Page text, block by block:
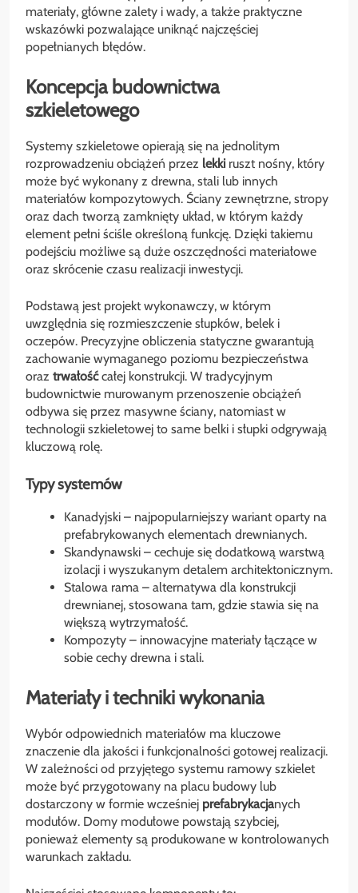
materiały, główne zalety i wady, a także praktyczne
wskazówki pozwalające uniknąć najczęściej
popełnianych błędów.
Koncepcja budownictwa
szkieletowego
Systemy szkieletowe opierają się na jednolitym
rozprowadzeniu obciążeń przez lekki ruszt nośny, który
może być wykonany z drewna, stali lub innych
materiałów kompozytowych. Ściany zewnętrzne, stropy
oraz dach tworzą zamknięty układ, w którym każdy
element pełni ściśle określoną funkcję. Dzięki takiemu
podejściu możliwe są duże oszczędności materiałowe
oraz skrócenie czasu realizacji inwestycji.
Podstawą jest projekt wykonawczy, w którym
uwzględnia się rozmieszczenie słupków, belek i
oczepów. Precyzyjne obliczenia statyczne gwarantują
zachowanie wymaganego poziomu bezpieczeństwa
oraz trwałośćcałej konstrukcji. W tradycyjnym
budownictwie murowanym przenoszenie obciążeń
odbywa się przez masywne ściany, natomiast w
technologii szkieletowej to same belki i słupki odgrywają
kluczową rolę.
Typy systemów
Kanadyjski – najpopularniejszy wariant oparty na
prefabrykowanych elementach drewnianych.
Skandynawski – cechuje się dodatkową warstwą
izolacji i wyszukanym detalem architektonicznym.
Stalowa rama – alternatywa dla konstrukcji
drewnianej, stosowana tam, gdzie stawia się na
większą wytrzymałość.
Kompozyty – innowacyjne materiały łączące w
sobie cechy drewna i stali.
Materiały i techniki wykonania
Wybór odpowiednich materiałów ma kluczowe
znaczenie dla jakości i funkcjonalności gotowej realizacji.
W zależności od przyjętego systemu ramowy szkielet
może być przygotowany na placu budowy lub
dostarczony w formie wcześniej prefabrykacjanych
modułów. Domy modułowe powstają szybciej,
ponieważ elementy są produkowane w kontrolowanych
warunkach zakładu.